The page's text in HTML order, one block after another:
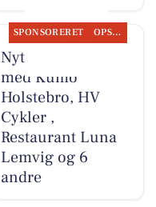
SPONSORERET OPSLAGSTAVLEN
Nyt fra Møblér
med Kumo
Holstebro, HV
Cykler ,
Restaurant Luna
Lemvig og 6
andre